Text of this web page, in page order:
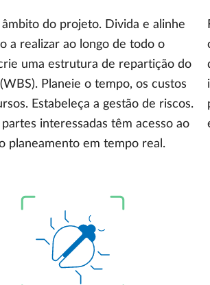
do projeto. Divida e alinhe
a realizar ao longo de todo o
uma estrutura de repartição do
Planeie o tempo, os custos
Estabeleça a gestão de riscos.
partes interessadas têm acesso ao
planeamento em tempo real.